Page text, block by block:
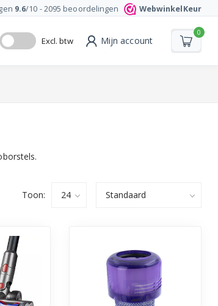
9.6/10 -2095 beoordelingen WebwinkelKeur
Excl. btw Mijn account
0
Toon: